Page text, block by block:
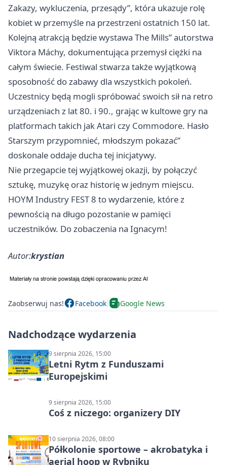
Zakazy, wykluczenia, przesądy”, która ukazuje rolę
kobiet w przemyśle na przestrzeni ostatnich 150 lat.
Kolejną atrakcją będzie wystawa The Mills” autorstwa
Viktora Máchy, dokumentująca przemysł ciężki na
całym świecie. Festiwal stwarza także wyjątkową
sposobność do zabawy dla wszystkich pokoleń.
Uczestnicy będą mogli spróbować swoich sił na retro
urządzeniach z lat 80. i 90., grając w kultowe gry na
platformach takich jak Atari czy Commodore. Hasło
Starszym przypomnieć, młodszym pokazać”
doskonale oddaje ducha tej inicjatywy.
Nie przegapcie tej wyjątkowej okazji, by połączyć
sztukę, muzykę oraz historię w jednym miejscu.
HOYM Industry FEST 8 to wydarzenie, które z
pewnością na długo pozostanie w pamięci
uczestników. Do zobaczenia na Ignacym!
Autor:krystian
Zaobserwuj nas! Facebook Google News
Nadchodzące wydarzenia
9 sierpnia 2026, 15:00
Letni Rytm z Funduszami
Europejskimi
9 sierpnia 2026, 15:00
Coś z niczego: organizery DIY
10 sierpnia 2026, 08:00
Półkolonie sportowe – akrobatyka i
aerial hoop w Rybniku